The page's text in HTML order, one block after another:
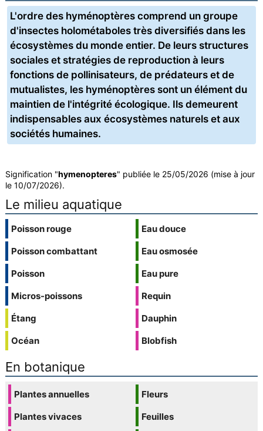
L'ordre des hyménoptères comprend un groupe
d'insectes holométaboles très diversifiés dans les
écosystèmes du monde entier. De leurs structures
sociales et stratégies de reproduction à leurs
fonctions de pollinisateurs, de prédateurs et de
mutualistes, les hyménoptères sont un élément du
maintien de l'intégrité écologique. Ils demeurent
indispensables aux écosystèmes naturels et aux
sociétés humaines.
Signification "hymenopteres" publiée le 25/05/2026 (mise à jour
le 10/07/2026).
Le milieu aquatique
Poisson rouge
Poisson combattant
Poisson
Micros-poissons
Étang
Océan
Eau douce
Eau osmosée
Eau pure
Requin
Dauphin
Blobfish
En botanique
Plantes annuelles
Plantes vivaces
Fleurs
Feuilles